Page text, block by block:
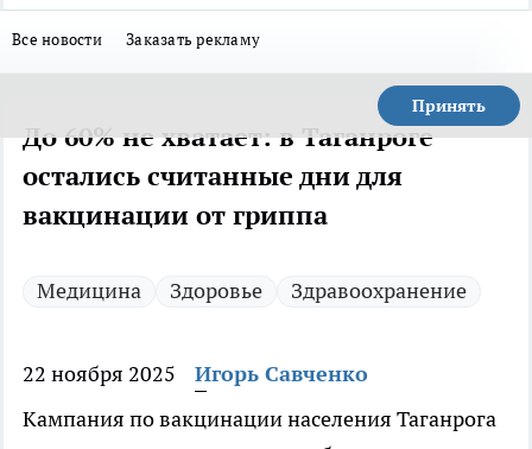
Все новости Заказать рекламу
Принять
До 60% не хватает: в Таганроге
остались считанные дни для
вакцинации от гриппа
Медицина Здоровье Здравоохранение
22 ноября 2025
Игорь Савченко
Кампания по вакцинации населения Таганрога